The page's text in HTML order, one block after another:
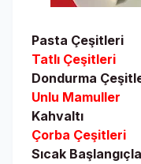
Pasta Çeşitleri
Tatlı Çeşitleri
Dondurma
Unlu Mamuller
Kahvaltı
Çorba Çeşitleri
Sıcak